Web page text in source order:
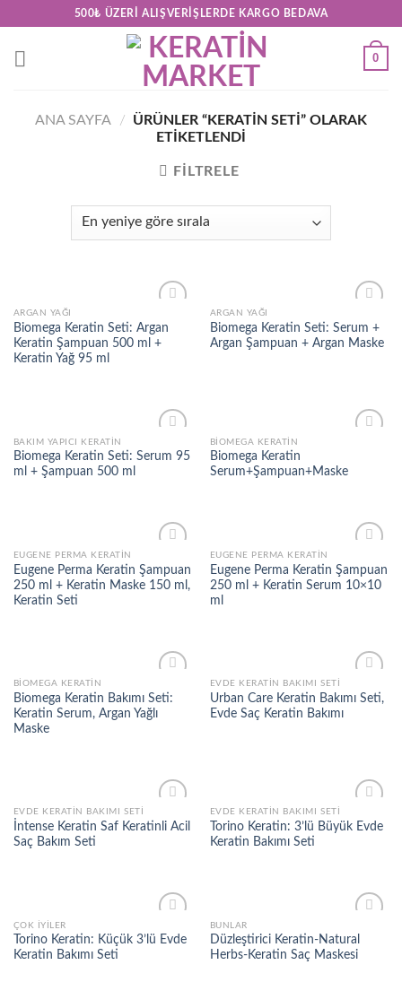
content
500₺ ÜZERI ALIŞVERIŞLERDE KARGO BEDAVA
0
ANA SAYFA /
ÜRÜNLER “KERATIN SETI” OLARAK
ETIKETLENDI
FILTRELE
wishlist
ARGAN YAĞI
Biomega Keratin Seti: Argan
Keratin Şampuan 500 ml +
Keratin Yağ 95 ml
wishlist
ARGAN YAĞI
Biomega Keratin Seti: Serum +
Argan Şampuan + Argan Maske
Add to
wishlist
BAKIM YAPICI KERATIN
Biomega Keratin Seti: Serum 95
ml + Şampuan 500 ml
BIOMEGA KERATIN
Biomega Keratin
Serum+Şampuan+Maske
wishlist
EUGENE PERMA KERATIN
Eugene Perma Keratin Şampuan
250 ml + Keratin Maske 150 ml,
Keratin Seti
wishlist
EUGENE PERMA KERATIN
Eugene Perma Keratin Şampuan
250 ml + Keratin Serum 10×10
ml
Add to
wishlist
BIOMEGA KERATIN
Biomega Keratin Bakımı Seti:
Keratin Serum, Argan Yağlı
Maske
Add to
wishlist
EVDE KERATIN BAKIMI SETI
Urban Care Keratin Bakımı Seti,
Evde Saç Keratin Bakımı
Add to
wishlist
EVDE KERATIN BAKIMI SETI
İntense Keratin Saf Keratinli Acil
Saç Bakım Seti
Add to
wishlist
EVDE KERATIN BAKIMI SETI
Torino Keratin: 3’lü Büyük Evde
Keratin Bakımı Seti
Add to
wishlist
ÇOK İYILER
Torino Keratin: Küçük 3’lü Evde
Keratin Bakımı Seti
Add to
wishlist
BUNLAR
Düzleştirici Keratin-Natural
Herbs-Keratin Saç Maskesi